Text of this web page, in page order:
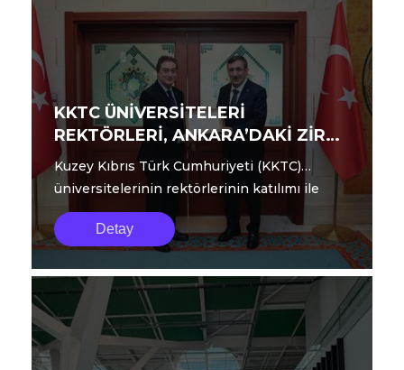
KKTC ÜNİVERSİTELERİ
REKTÖRLERİ, ANKARA’DAKİ ZİRVE
TOPLANTISINI TAMAMLADI
Kuzey Kıbrıs Türk Cumhuriyeti (KKTC)
üniversitelerinin rektörlerinin katılımı ile
geçtiğimiz günlerde Ankara’da gerçekle...
Detay